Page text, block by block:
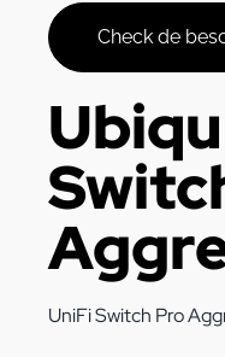
Check de
UniFi Switch Pro